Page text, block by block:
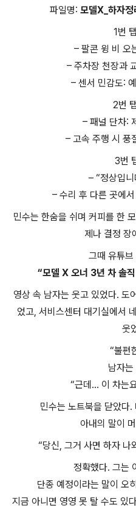
파일명: 모델X_하자
1번
– 팔콘 윙 비 오
– 주차장 천장과
– 센서 민감도:
2번
– 패널 단차:
– 고속 주행 시 풍
3번
– “정상입
– 수리 후 다른 곳에
민수는 한숨을 쉬며 커피를 한
제나 결정 장
그때 유튜
“모델 X 오너 3년 차 솔
영상 속 남자는 웃고 있었다. 도
었고, 서비스센터 대기실에서
웃
“불편
남자
“근데… 이 차는
민수는 노트북을 닫았다
아내의 말이
“당신, 그거 사면 하자 나
정확했다. 그는
단종 예정이라는 말이 오
지금 아니면 영영 못 탈 수도 있